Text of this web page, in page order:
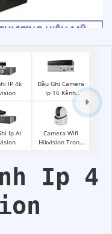
IP 4k
Đầu Ghi Camera
Ip 16 Kênh
Hikvision
Ip AI
Camera Wifi
Hikvision Trong
Ip 4